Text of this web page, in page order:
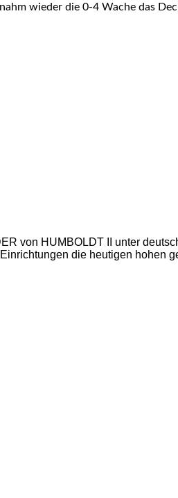
wieder die 0-4 Wache das
von HUMBOLDT II unter
die heutigen hohen